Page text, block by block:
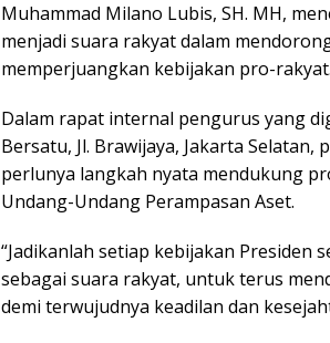
Muhammad Milano Lubis, SH. MH,
menjadi suara rakyat dalam
memperjuangkan kebijakan pro-rakyat.
Dalam rapat internal pengurus yang
Bersatu, Jl. Brawijaya, Jakarta
perlunya langkah nyata mendukung
Undang-Undang Perampasan Aset.
“Jadikanlah setiap kebijakan Presiden
sebagai suara rakyat, untuk terus
demi terwujudnya keadilan dan